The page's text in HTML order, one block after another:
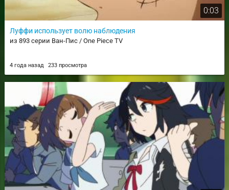
0:03
Луффи использует волю наблюдения
из 893 серии Ван-Пис / One Piece TV
4 года назад 233 просмотра